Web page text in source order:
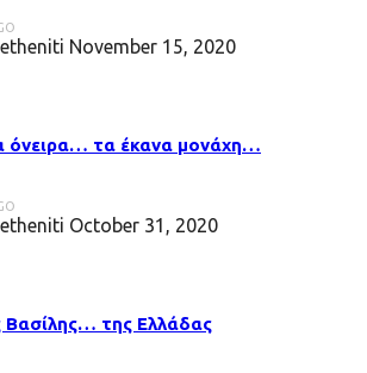
November 15, 2020
όνειρα… τα έκανα μονάχη…
October 31, 2020
Βασίλης… της Ελλάδας